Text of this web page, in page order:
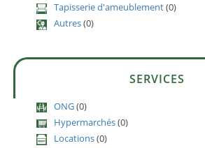
Tapisserie d'ameublement(0)
Autres(0)
SERVICES
ONG(0)
Hypermarchés(0)
Locations(0)